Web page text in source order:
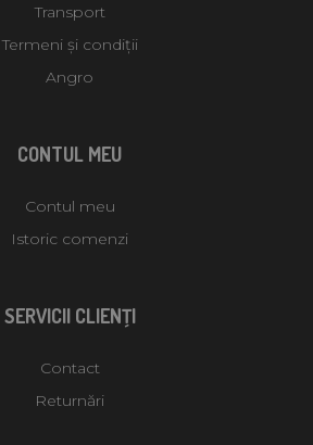
Transport
Termeni și condiții
Angro
CONTUL MEU
Contul meu
Istoric comenzi
SERVICII CLIENŢI
Contact
Returnări